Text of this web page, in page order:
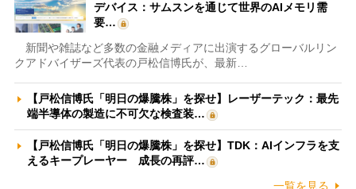
デバイス：サムスンを通じて世界のAIメモリ需
要…
新聞や雑誌など多数の金融メディアに出演するグローバルリン
クアドバイザーズ代表の戸松信博氏が、最新…
【戸松信博氏「明日の爆騰株」を探せ】レーザーテック：最先
端半導体の製造に不可欠な検査装…
【戸松信博氏「明日の爆騰株」を探せ】TDK：AIインフラを支
えるキープレーヤー 成長の再評…
一覧を見る